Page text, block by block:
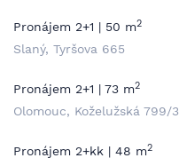
Pronájem 2+1 | 50 m2
Slaný, Tyršova 665
Pronájem 2+1 | 73 m2
Olomouc, Koželužská 799/3
Pronájem 2+kk | 48 m2